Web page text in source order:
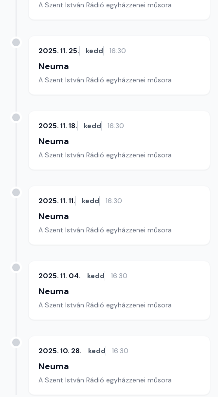
A Szent István Rádió egyházzenei műsora
2025. 11. 25. kedd 16:30
Neuma
A Szent István Rádió egyházzenei műsora
2025. 11. 18. kedd 16:30
Neuma
A Szent István Rádió egyházzenei műsora
2025. 11. 11. kedd 16:30
Neuma
A Szent István Rádió egyházzenei műsora
2025. 11. 04. kedd 16:30
Neuma
A Szent István Rádió egyházzenei műsora
2025. 10. 28. kedd 16:30
Neuma
A Szent István Rádió egyházzenei műsora